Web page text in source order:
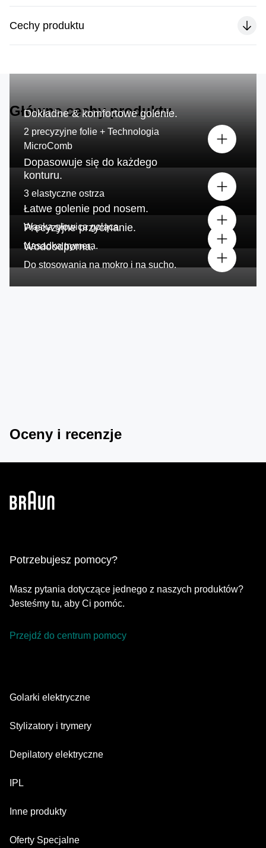
Cechy produktu
Główne cechy produktu
Dokładne & komfortowe golenie.
2 precyzyjne folie + Technologia
MicroComb
Dopasowuje się do każdego
konturu.
3 elastyczne ostrza
Łatwe golenie pod nosem.
Wąskagłowica goląca.
Precyzyjne przycinanie.
Nasadka trymera.
Wodoodporna.
Do stosowania na mokro i na sucho.
Oceny i recenzje
Potrzebujesz pomocy?
Masz pytania dotyczące jednego z naszych produktów?
Jesteśmy tu, aby Ci pomóc.
Przejdź do centrum pomocy
Golarki elektryczne
Series 9 Pro
Series 3
Stylizatory i trymery
Trymer do brody
Series X
Depilatory elektryczne
Silk·épil SkinSpa
Silk·épil 7
IPL
Skin i·expert
Inne produkty
Face Spa
Oferty Specjalne